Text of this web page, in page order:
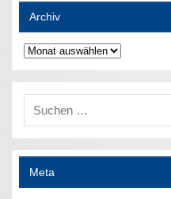
Archiv
Archiv
Meta